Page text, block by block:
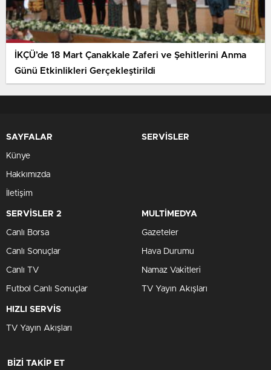
İKÇÜ’de 18 Mart Çanakkale Zaferi ve Şehitlerini Anma
Günü Etkinlikleri Gerçekleştirildi
SAYFALAR
Künye
Hakkımızda
İletişim
SERVİSLER
SERVİSLER 2
Canlı Borsa
Canlı Sonuçlar
Canlı TV
Futbol Canlı Sonuçlar
MULTİMEDYA
Gazeteler
Hava Durumu
Namaz Vakitleri
TV Yayın Akışları
HIZLI SERVİS
TV Yayın Akışları
BİZİ TAKİP ET